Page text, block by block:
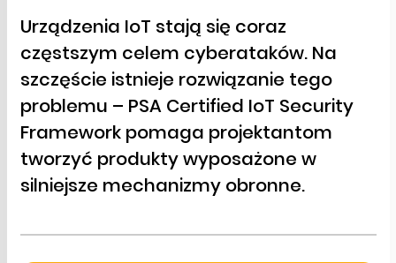
Urządzenia IoT stają się coraz
częstszym celem cyberataków. Na
szczęście istnieje rozwiązanie tego
problemu – PSA Certified IoT Security
Framework pomaga projektantom
tworzyć produkty wyposażone w
silniejsze mechanizmy obronne.